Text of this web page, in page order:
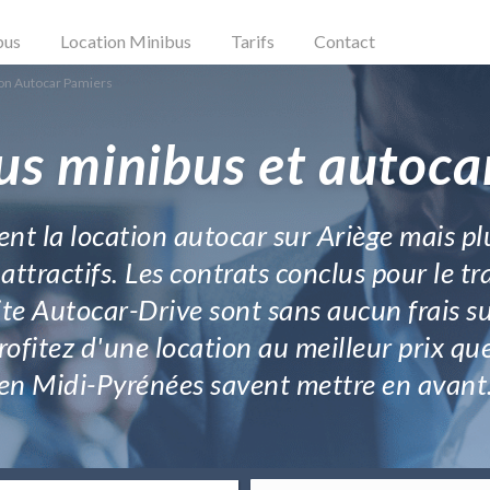
Location Minibus Tarifs Contact
Autocar Pamiers
minibus et
la location autocar sur Ariège mais
Les contrats conclus pour le
Autocar-Drive sont sans aucun frais
d'une location au meilleur prix
Midi-Pyrénées savent mettre en